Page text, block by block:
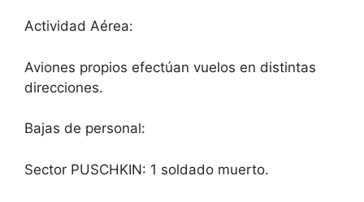
Actividad Aérea:
Aviones propios efectúan vuelos en distintas
direcciones.
Bajas de personal:
Sector PUSCHKIN: 1 soldado muerto.